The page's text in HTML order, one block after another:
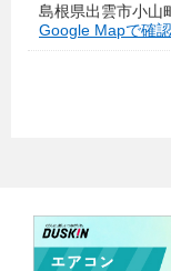
島根県出雲市小山
Google Mapで確